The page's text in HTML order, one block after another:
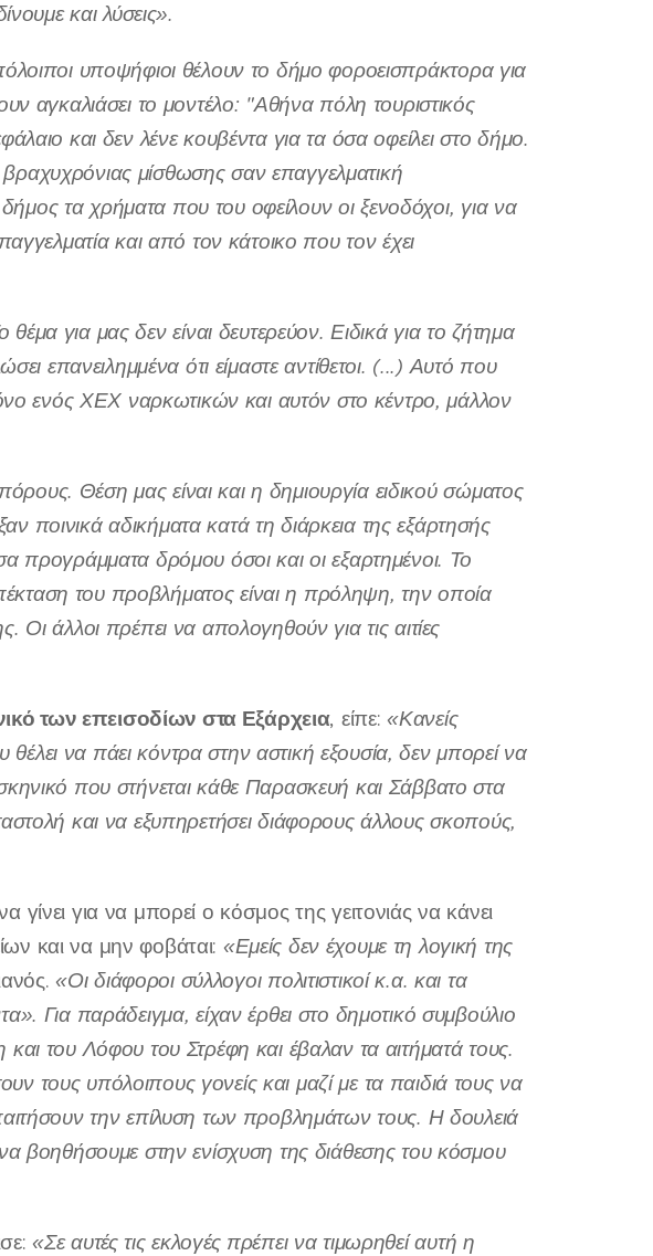
και λύσεις».
υποψήφιοι θέλουν το δήμο φοροεισπράκτορα για
αγκαλιάσει το μοντέλο: "Αθήνα πόλη τουριστικός
και δεν λένε κουβέντα για τα όσα οφείλει στο δήμο.
μίσθωσης σαν επαγγελματική
δήμος τα χρήματα που του οφείλουν οι ξενοδόχοι, για να
και από τον κάτοικο που τον έχει
θέμα για μας δεν είναι δευτερεύον. Ειδικά για το ζήτημα
επανειλημμένα ότι είμαστε αντίθετοι. (...) Αυτό που
ενός ΧΕΧ ναρκωτικών και αυτόν στο κέντρο, μάλλον
. Θέση μας είναι και η δημιουργία ειδικού σώματος
ποινικά αδικήματα κατά τη διάρκεια της εξάρτησής
προγράμματα δρόμου όσοι και οι εξαρτημένοι. Το
του προβλήματος είναι η πρόληψη, την οποία
Οι άλλοι πρέπει να απολογηθούν για τις αιτίες
των επεισοδίων στα Εξάρχεια, είπε:«Κανείς
να πάει κόντρα στην αστική εξουσία, δεν μπορεί να
που στήνεται κάθε Παρασκευή και Σάββατο στα
και να εξυπηρετήσει διάφορους άλλους σκοπούς,
για να μπορεί ο κόσμος της γειτονιάς να κάνει
και να μην φοβάται: «Εμείς δεν έχουμε τη λογική της
«Οι διάφοροι σύλλογοι πολιτιστικοί κ.α. και τα
Για παράδειγμα, είχαν έρθει στο δημοτικό συμβούλιο
του Λόφου του Στρέφη και έβαλαν τα αιτήματά τους.
τους υπόλοιπους γονείς και μαζί με τα παιδιά τους να
την επίλυση των προβλημάτων τους. Η δουλειά
βοηθήσουμε στην ενίσχυση της διάθεσης του κόσμου
«Σε αυτές τις εκλογές πρέπει να τιμωρηθεί αυτή η